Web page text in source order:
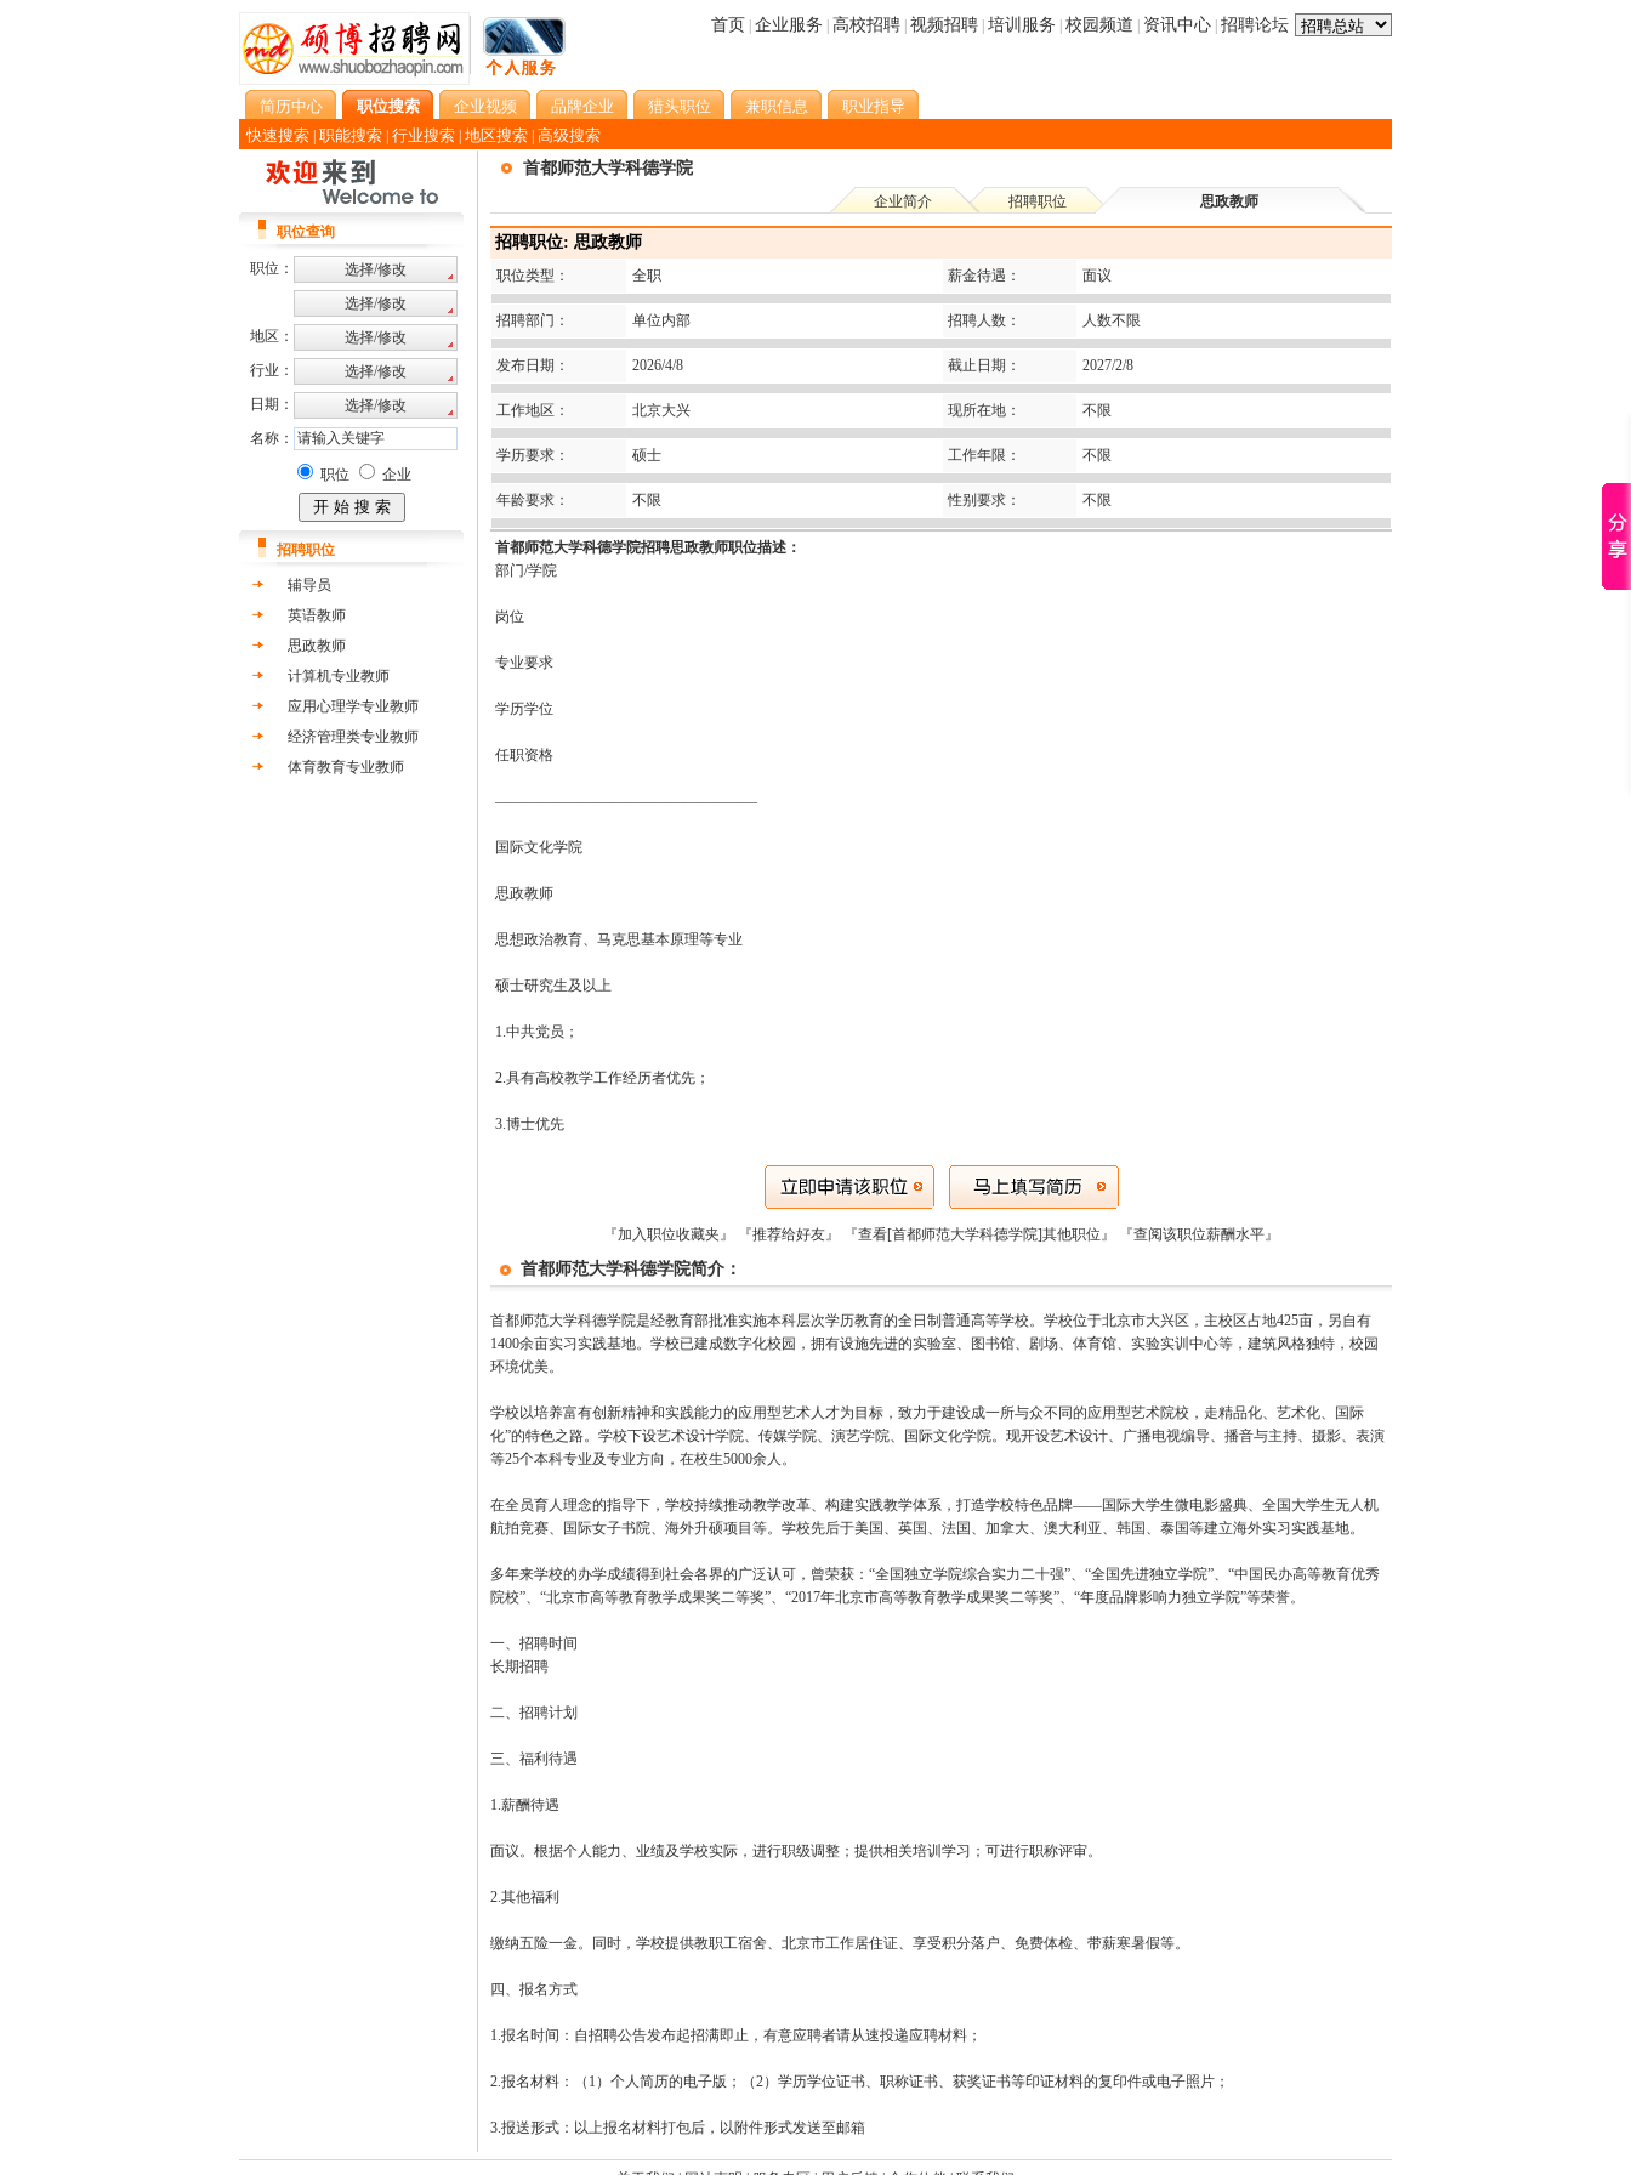
首页 企业服务 高校招聘 视频招聘 培训服务 校园频道 资讯中心 招聘论坛
简历中心 职位搜索 企业视频 品牌企业 猎头职位 兼职信息
职业指导
快速搜索 职能搜索 行业搜索 地区搜索 高级搜索
职位查询
职位：
地区：
行业：
日期：
名称：
职位 企业
招聘职位
辅导员
英语教师
思政教师
计算机专业教师
应用心理学专业教师
经济管理类专业教师
体育教育专业教师
首都师范大学科德学院
企业简介 招聘职位 思政教师
招聘职位: 思政教师
职位类型： 全职 薪金待遇： 面议
招聘部门： 单位内部 招聘人数： 人数不限
发布日期： 2026/4/8 截止日期： 2027/2/8
工作地区： 北京大兴 现所在地： 不限
学历要求： 硕士 工作年限： 不限
年龄要求： 不限 性别要求： 不限
首都师范大学科德学院招聘思政教师职位描述：
部门/学院
岗位
专业要求
学历学位
任职资格
——————————————————
国际文化学院
思政教师
思想政治教育、马克思基本原理等专业
硕士研究生及以上
1.中共党员；
2.具有高校教学工作经历者优先；
3.博士优先
『加入职位收藏夹』 『推荐给好友』 『查看[首都师范大学科德学院]其他职位』 『查阅该职位薪酬水平』
首都师范大学科德学院简介：
首都师范大学科德学院是经教育部批准实施本科层次学历教育的全日制普通高等学校。学校位于北京市大兴区，主校区占地425亩，另自有
1400余亩实习实践基地。学校已建成数字化校园，拥有设施先进的实验室、图书馆、剧场、体育馆、实验实训中心等，建筑风格独特，校园
环境优美。
学校以培养富有创新精神和实践能力的应用型艺术人才为目标，致力于建设成一所与众不同的应用型艺术院校，走精品化、艺术化、国际
化”的特色之路。学校下设艺术设计学院、传媒学院、演艺学院、国际文化学院。现开设艺术设计、广播电视编导、播音与主持、摄影、表演
等25个本科专业及专业方向，在校生5000余人。
在全员育人理念的指导下，学校持续推动教学改革、构建实践教学体系，打造学校特色品牌——国际大学生微电影盛典、全国大学生无人机
航拍竞赛、国际女子书院、海外升硕项目等。学校先后于美国、英国、法国、加拿大、澳大利亚、韩国、泰国等建立海外实习实践基地。
多年来学校的办学成绩得到社会各界的广泛认可，曾荣获：“全国独立学院综合实力二十强”、“全国先进独立学院”、“中国民办高等教育优秀
院校”、“北京市高等教育教学成果奖二等奖”、“2017年北京市高等教育教学成果奖二等奖”、“年度品牌影响力独立学院”等荣誉。
一、招聘时间
长期招聘
二、招聘计划
三、福利待遇
1.薪酬待遇
面议。根据个人能力、业绩及学校实际，进行职级调整；提供相关培训学习；可进行职称评审。
2.其他福利
缴纳五险一金。同时，学校提供教职工宿舍、北京市工作居住证、享受积分落户、免费体检、带薪寒暑假等。
四、报名方式
1.报名时间：自招聘公告发布起招满即止，有意应聘者请从速投递应聘材料；
2.报名材料：（1）个人简历的电子版；（2）学历学位证书、职称证书、获奖证书等印证材料的复印件或电子照片；
3.报送形式：以上报名材料打包后，以附件形式发送至邮箱